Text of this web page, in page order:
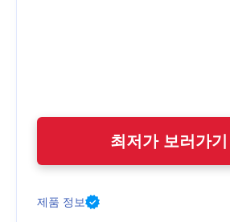
최저가 보러가기
제품 정보